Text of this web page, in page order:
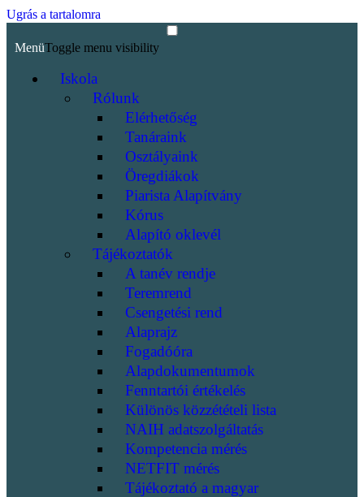
Ugrás a tartalomra
MenüToggle menu visibility
Iskola
Rólunk
Elérhetőség
Tanáraink
Osztályaink
Öregdiákok
Piarista Alapítvány
Kórus
Alapító oklevél
Tájékoztatók
A tanév rendje
Teremrend
Csengetési rend
Alaprajz
Fogadóóra
Alapdokumentumok
Fenntartói értékelés
Különös közzétételi lista
NAIH adatszolgáltatás
Kompetencia mérés
NETFIT mérés
Tájékoztató a magyar